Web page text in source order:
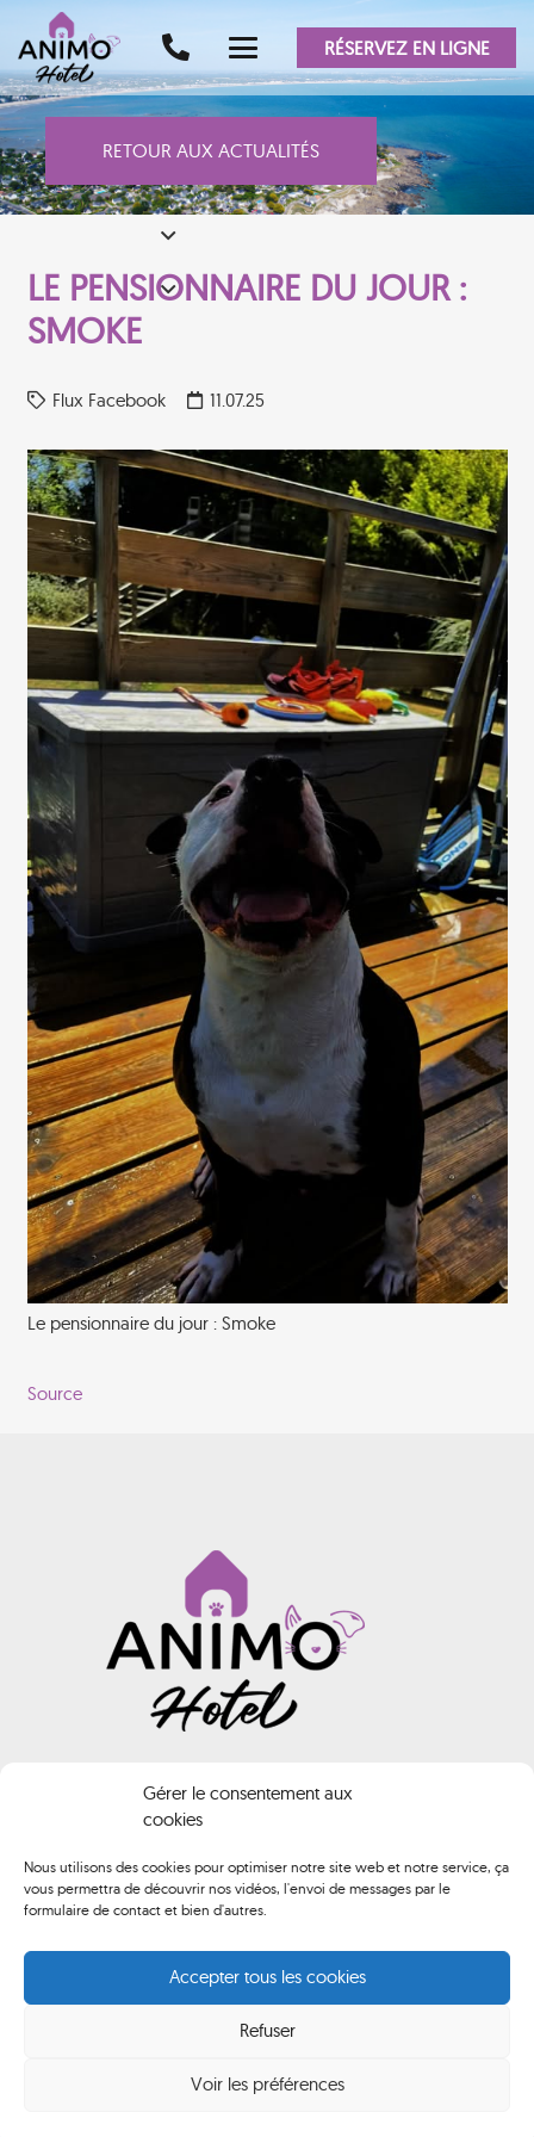
Gérer le consentement aux
cookies
Nous utilisons des cookies pour optimiser notre site web et notre service, ça
vous permettra de découvrir nos vidéos, l'envoi de messages par le
formulaire de contact et bien d'autres.
Accepter tous les cookies
Refuser
Voir les préférences
RÉSERVEZ EN LIGNE
RETOUR AUX ACTUALITÉS
LE PENSIONNAIRE DU JOUR :
SMOKE
Flux Facebook 11.07.25
Le pensionnaire du jour : Smoke
Source
INFORMATIONS
Animo HOTEL
02 40 61 74 02
contact@animo-hotel.fr
Route de Brederac, 44500 La Baule-Escoublac
Du lundi au samedi de 10h00 à 12h00 et de 14h00 à 18h00